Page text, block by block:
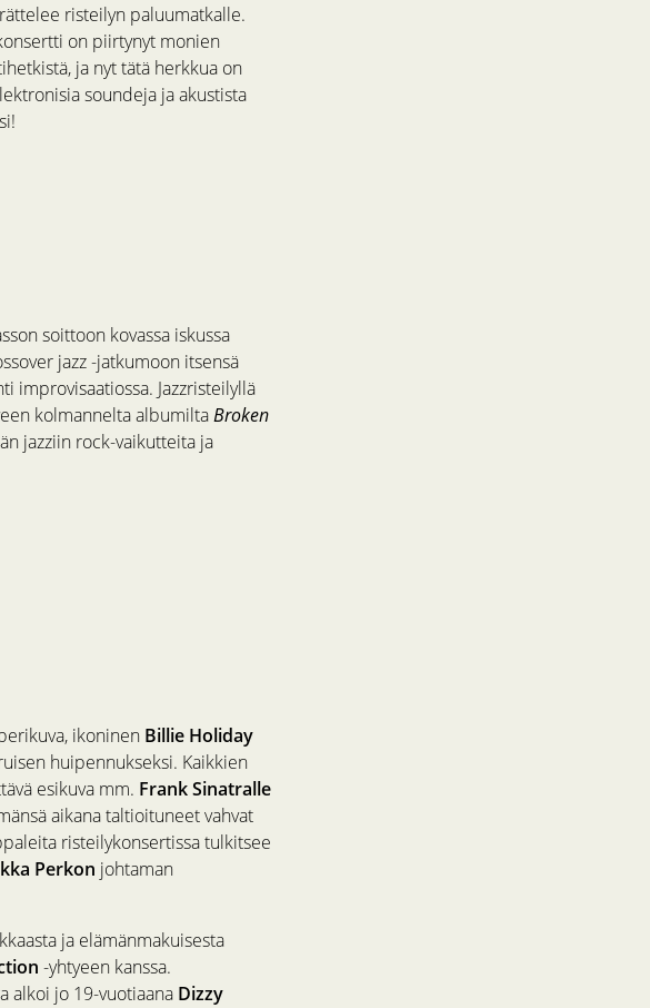
risteilyn paluumatkalle.
on piirtynyt monien
ja nyt tätä herkkua on
soundeja ja akustista
soittoon kovassa iskussa
jazz -jatkumoon itsensä
improvisaatiossa. Jazzristeilyllä
kolmannelta albumilta Broken
jazziin rock-vaikutteita ja
ikoninen Billie Holiday
huipennukseksi. Kaikkien
esikuva mm. Frank Sinatralle
aikana taltioituneet vahvat
risteilykonsertissa tulkitsee
Perkon johtaman
ja elämänmakuisesta
-yhtyeen kanssa.
alkoi jo 19-vuotiaana Dizzy